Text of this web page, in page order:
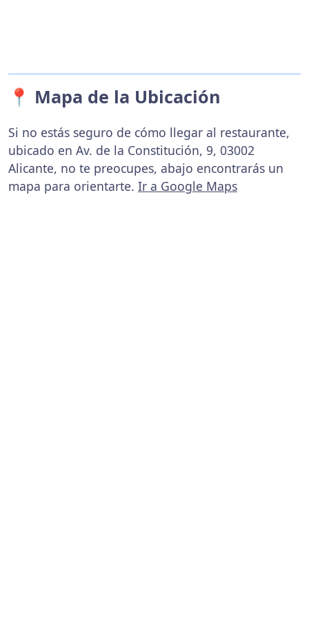
📍 Mapa de la Ubicación
Si no estás seguro de cómo llegar al restaurante,
ubicado en Av. de la Constitución, 9, 03002
Alicante, no te preocupes, abajo encontrarás un
mapa para orientarte. Ir a Google Maps